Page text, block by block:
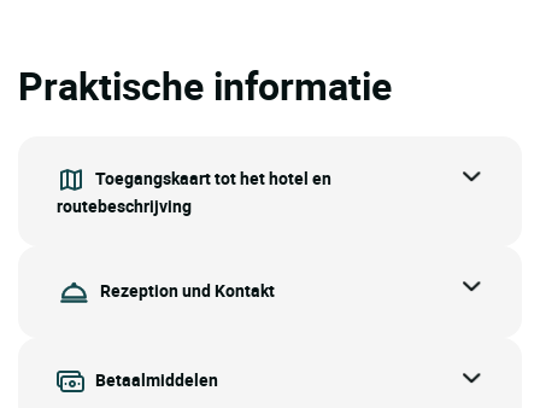
Praktische informatie
Toegangskaart tot het hotel en
routebeschrijving
Rezeption und Kontakt
Betaalmiddelen